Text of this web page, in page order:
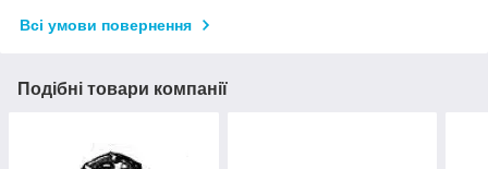
Всі умови повернення
Подібні товари компанії